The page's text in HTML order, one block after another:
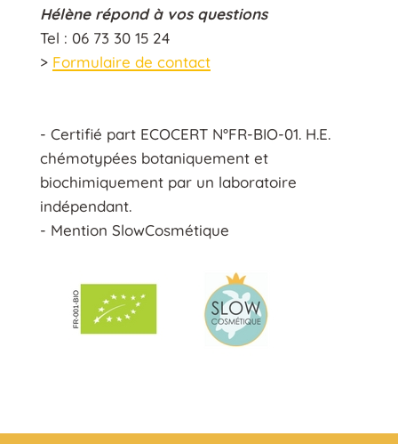
Hélène répond à vos questions
Tel : 06 73 30 15 24
> Formulaire de contact
- Certifié part ECOCERT N°FR-BIO-01. H.E.
chémotypées botaniquement et
biochimiquement par un laboratoire
indépendant.
- Mention SlowCosmétique